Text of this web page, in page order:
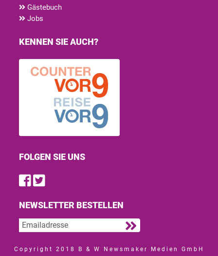
Gästebuch
Jobs
KENNEN SIE AUCH?
FOLGEN SIE UNS
Find us on Facebook
Follow us on Twitter
NEWSLETTER BESTELLEN
Copyright 2018 B & W Newsmaker Medien GmbH